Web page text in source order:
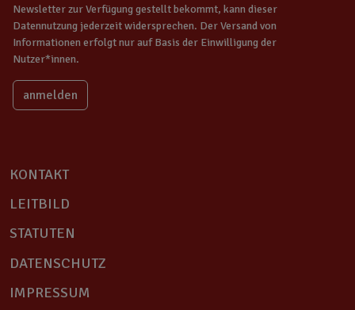
Newsletter zur Verfügung gestellt bekommt, kann dieser
Datennutzung jederzeit widersprechen. Der Versand von
Informationen erfolgt nur auf Basis der Einwilligung der
Nutzer*innen.
KONTAKT
LEITBILD
STATUTEN
DATENSCHUTZ
IMPRESSUM